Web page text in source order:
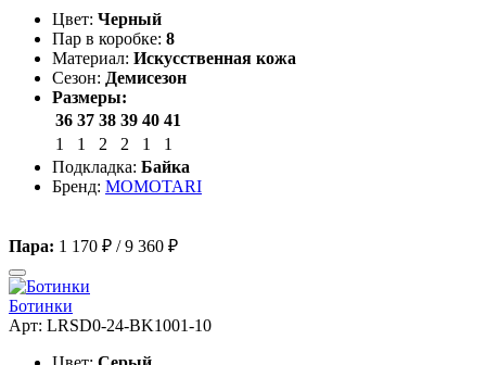
Цвет: Черный
Пар в коробке: 8
Материал: Искусственная кожа
Сезон: Демисезон
Размеры:
36 37 38 39 40 41
1
1 2 2 1
1
Подкладка: Байка
Бренд: MOMOTARI
Пара: 1 170 ₽ /9 360 ₽
Ботинки
Арт: LRSD0-24-BK1001-10